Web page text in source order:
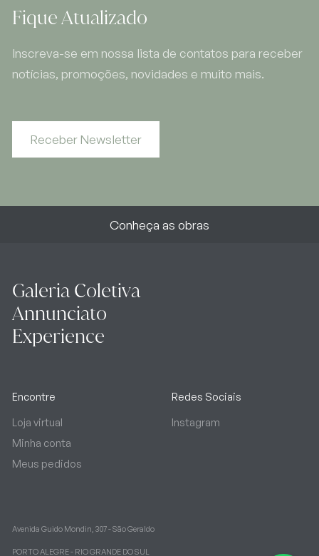
Fique Atualizado
Inscreva-se em nossa lista de contatos para receber
notícias, promoções, novidades e muito mais.
Receber Newsletter
Conheça as obras
Galeria Coletiva
Annunciato
Experience
Encontre
Loja virtual
Minha conta
Meus pedidos
Redes Sociais
Instagram
Avenida Guido Mondin, 307 - São Geraldo
PORTO ALEGRE - RIO GRANDE DO SUL